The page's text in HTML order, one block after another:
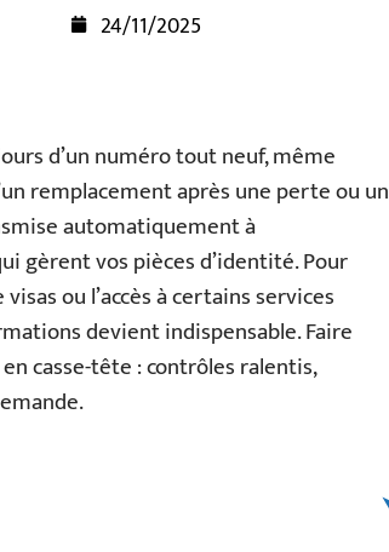
24/11/2025
d’un numéro tout neuf, même
remplacement après une perte ou un
automatiquement à
gèrent vos pièces d’identité. Pour
ou l’accès à certains services
devient indispensable. Faire
casse-tête : contrôles ralentis,